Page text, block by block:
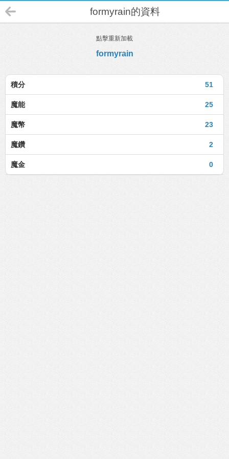
formyrain的資料
點擊重新加載
formyrain
51
積分
25
魔能
23
魔幣
2
魔鑽
0
魔金